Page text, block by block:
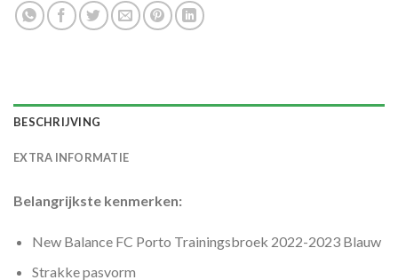
BESCHRIJVING
EXTRA INFORMATIE
Belangrijkste kenmerken:
New Balance FC Porto Trainingsbroek 2022-2023 Blauw
Strakke pasvorm